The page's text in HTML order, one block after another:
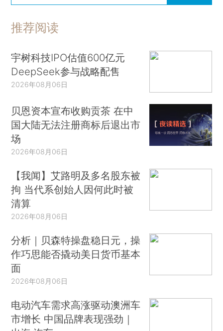
推荐阅读
宇树科技IPO估值600亿元
DeepSeek参与战略配售
2026年08月06日
贝恩资本宣布收购贡茶 在中
国大陆无法注册商标后退出市
场
2026年08月06日
【我闻】艾路明及多名股东被
拘 当代系创始人因何此时被
清算
2026年08月06日
分析｜贝森特操盘稳日元，操
作巧思能否撬动美日货币基本
面
2026年08月06日
电动汽车需求高涨驱动澳洲车
市增长 中国品牌表现强劲｜